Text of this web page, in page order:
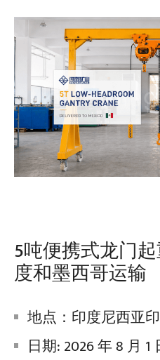
5吨便携式龙门
度和墨西哥运输
地点：印度尼西亚
日期: 2026 年 8 月 1